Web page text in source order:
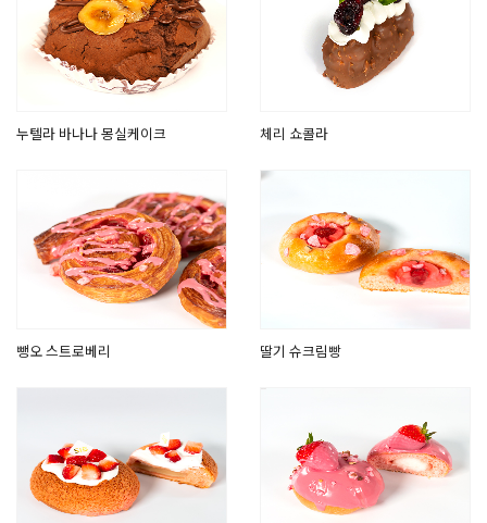
누텔라 바나나 몽실케이크 체리 쇼콜라
뺑오 스트로베리 딸기 슈크림빵